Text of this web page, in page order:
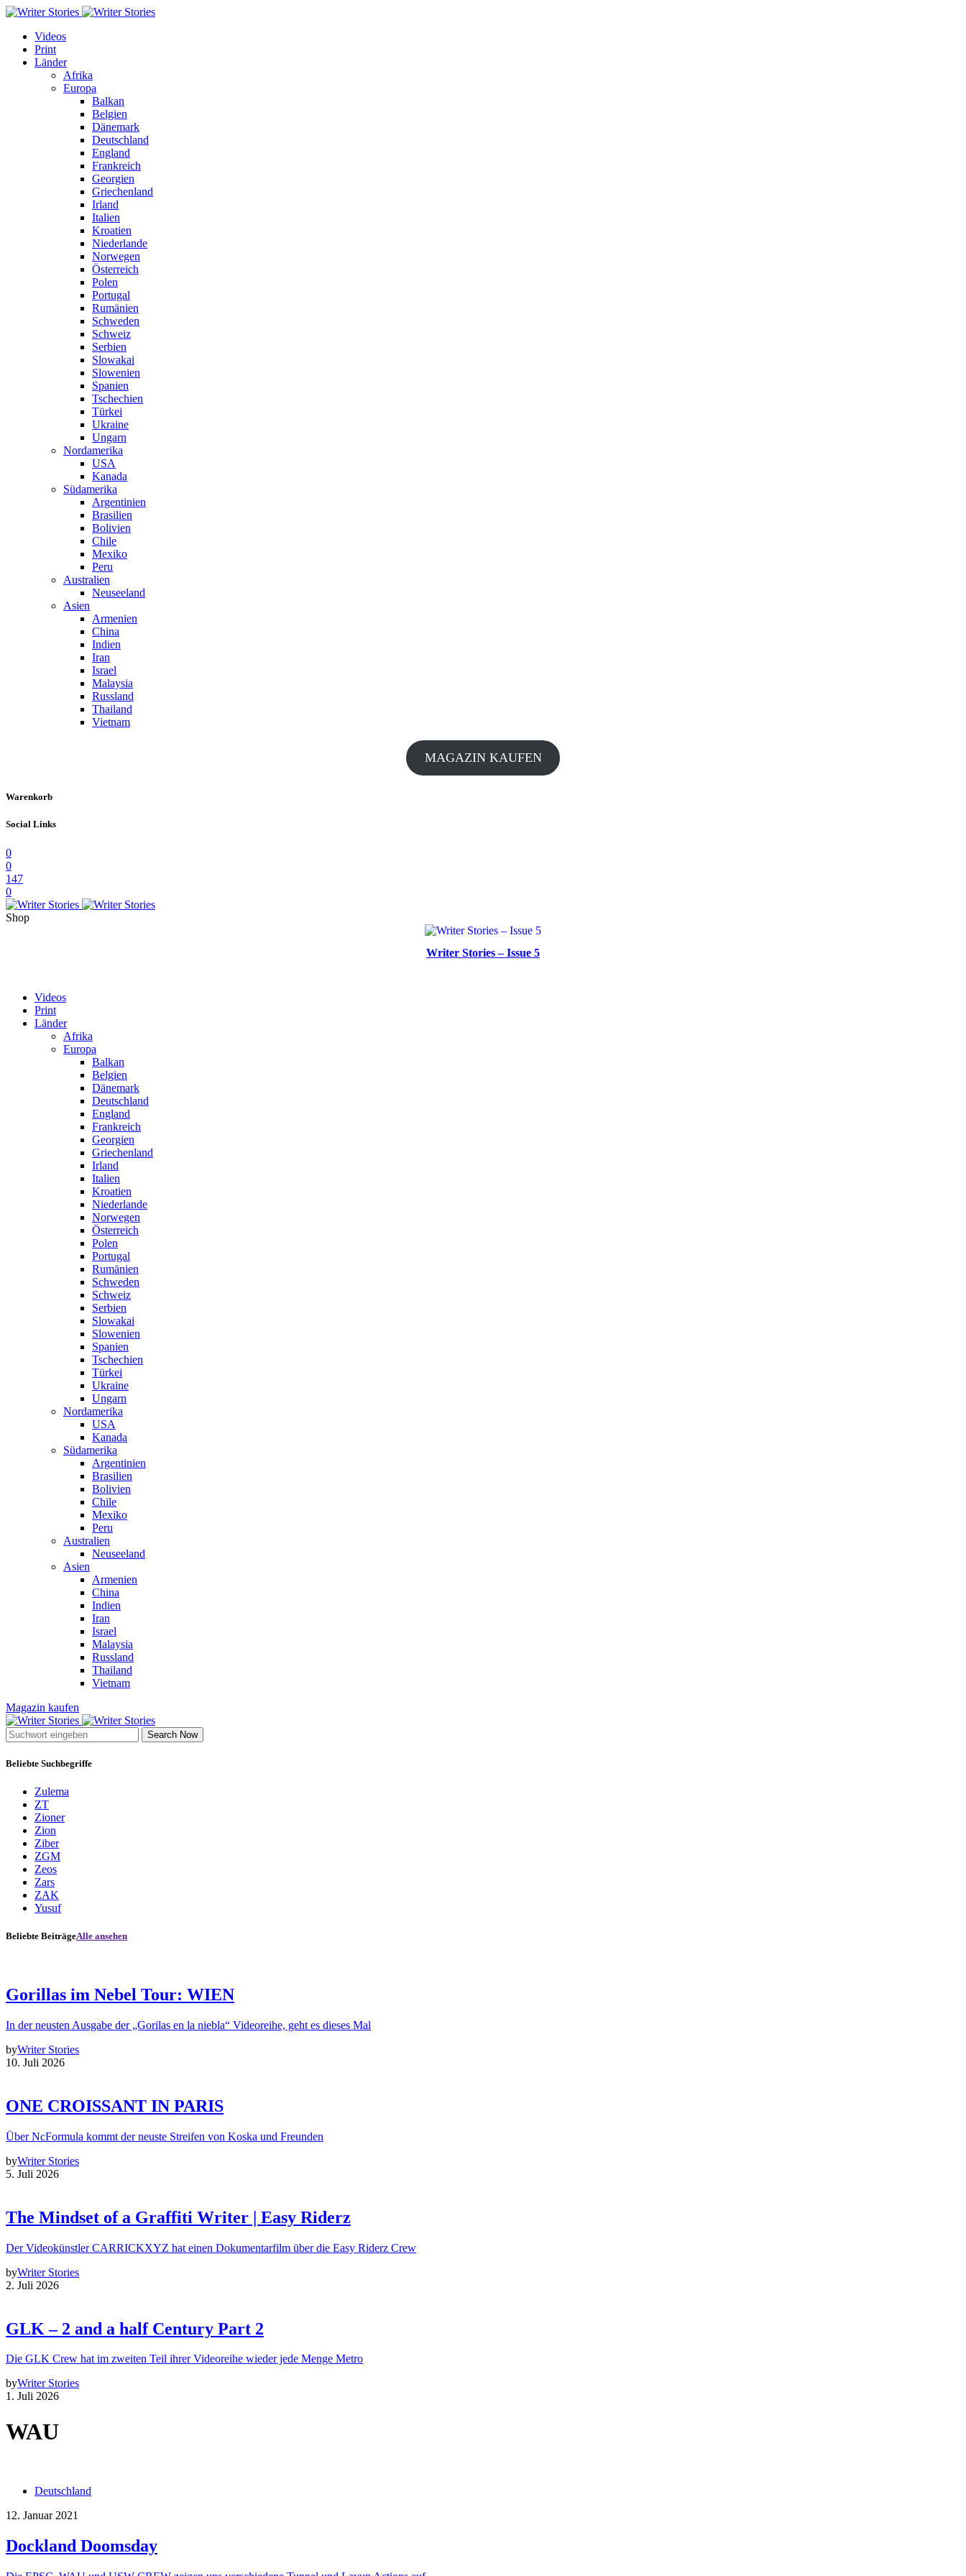
Videos
Print
Länder
Afrika
Europa
Balkan
Belgien
Dänemark
Deutschland
England
Frankreich
Georgien
Griechenland
Irland
Italien
Kroatien
Niederlande
Norwegen
Österreich
Polen
Portugal
Rumänien
Schweden
Schweiz
Serbien
Slowakai
Slowenien
Spanien
Tschechien
Türkei
Ukraine
Ungarn
Nordamerika
USA
Kanada
Südamerika
Argentinien
Brasilien
Bolivien
Chile
Mexiko
Peru
Australien
Neuseeland
Asien
Armenien
China
Indien
Iran
Israel
Malaysia
Russland
Thailand
Vietnam
MAGAZIN KAUFEN
Warenkorb
Social Links
0
0
147
0
Shop
Writer Stories – Issue 5
Videos
Print
Länder
Afrika
Europa
Balkan
Belgien
Dänemark
Deutschland
England
Frankreich
Georgien
Griechenland
Irland
Italien
Kroatien
Niederlande
Norwegen
Österreich
Polen
Portugal
Rumänien
Schweden
Schweiz
Serbien
Slowakai
Slowenien
Spanien
Tschechien
Türkei
Ukraine
Ungarn
Nordamerika
USA
Kanada
Südamerika
Argentinien
Brasilien
Bolivien
Chile
Mexiko
Peru
Australien
Neuseeland
Asien
Armenien
China
Indien
Iran
Israel
Malaysia
Russland
Thailand
Vietnam
Magazin kaufen
Search Now
Beliebte Suchbegriffe
Zulema
ZT
Zioner
Zion
Ziber
ZGM
Zeos
Zars
ZAK
Yusuf
Beliebte BeiträgeAlle ansehen
Gorillas im Nebel Tour: WIEN
In der neusten Ausgabe der „Gorilas en la niebla“ Videoreihe, geht es dieses Mal
byWriter Stories
10. Juli 2026
ONE CROISSANT IN PARIS
Über NcFormula kommt der neuste Streifen von Koska und Freunden
byWriter Stories
5. Juli 2026
The Mindset of a Graffiti Writer | Easy Riderz
Der Videokünstler CARRICKXYZ hat einen Dokumentarfilm über die Easy Riderz Crew
byWriter Stories
2. Juli 2026
GLK – 2 and a half Century Part 2
Die GLK Crew hat im zweiten Teil ihrer Videoreihe wieder jede Menge Metro
byWriter Stories
1. Juli 2026
WAU
Deutschland
12. Januar 2021
Dockland Doomsday